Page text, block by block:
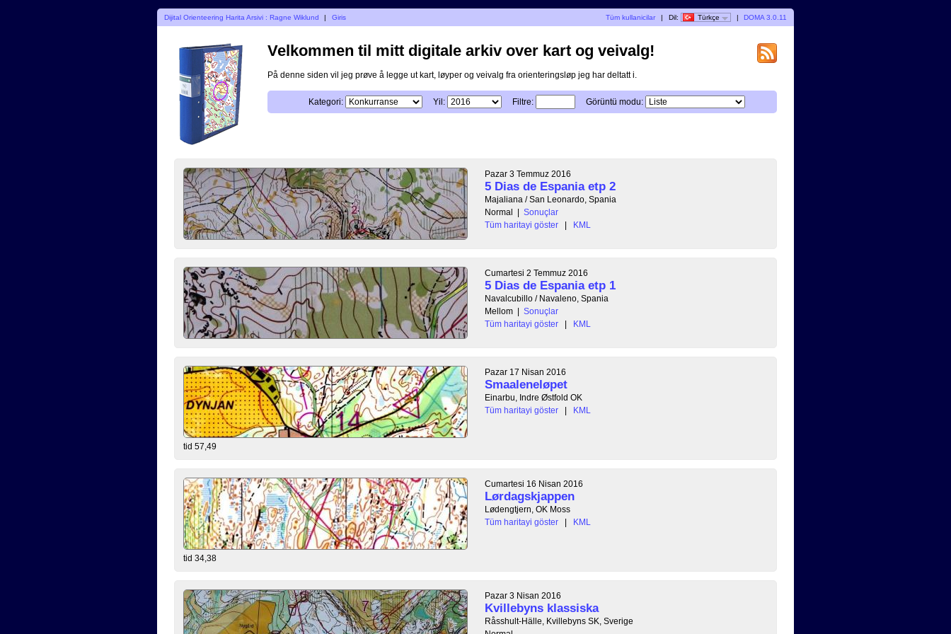
Dijital Orienteering Harita Arsivi : Ragne Wiklund | Giris Tüm kullanicilar | Dil: Türkçe | DOMA 3.0.11
Velkommen til mitt digitale arkiv over kart og veivalg!
På denne siden vil jeg prøve å legge ut kart, løyper og veivalg fra orienteringsløp jeg har deltatt i.
Kategori: Yil: Filtre: Görüntü modu:
Pazar 3 Temmuz 2016
5 Dias de Espania etp 2
Majaliana / San Leonardo, Spania
Normal | Sonuçlar
Tüm haritayi göster
| KML
Cumartesi 2 Temmuz 2016
5 Dias de Espania etp 1
Navalcubillo / Navaleno, Spania
Mellom | Sonuçlar
Tüm haritayi göster
| KML
Pazar 17 Nisan 2016
Smaaleneløpet
Einarbu, Indre Østfold OK
Tüm haritayi göster
| KML
tid 57,49
Cumartesi 16 Nisan 2016
Lørdagskjappen
Lødengtjern, OK Moss
Tüm haritayi göster
| KML
tid 34,38
Pazar 3 Nisan 2016
Kvillebyns klassiska
Råsshult-Hälle, Kvillebyns SK, Sverige